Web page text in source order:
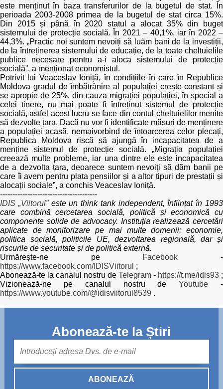
este menținut în baza transferurilor de la bugetul de stat. În
perioada 2003-2008 primea de la bugetul de stat circa 15%.
Din 2015 și până în 2020 statul a alocat 35% din buget
sistemului de protecție socială. În 2021 – 40,1%, iar în 2022 –
44,3%. „Practic noi suntem nevoiți să luăm bani de la investiții,
de la întreținerea sistemului de educație, de la toate cheltuielile
publice necesare pentru a-i aloca sistemului de protecție
socială”, a menționat economistul.
Potrivit lui Veaceslav Ioniță, în condițiile în care în Republice
Moldova gradul de îmbătrânire al populației crește constant și
se apropie de 25%, din cauza migrației populației, în special a
celei tinere, nu mai poate fi întreținut sistemul de protecție
socială, astfel acest lucru se face din contul cheltuielilor menite
să dezvolte țara. Dacă nu vor fi identificate măsuri de menținere
a populației acasă, nemaivorbind de întoarcerea celor plecați,
Republica Moldova riscă să ajungă în incapacitatea de a
menține sistemul de protecție socială. „Migrația populației
creează multe probleme, iar una dintre ele este incapacitatea
de a dezvolta țara, deoarece suntem nevoiți să dăm banii pe
care îi avem pentru plata pensiilor și a altor tipuri de prestații și
alocații sociale”, a conchis Veaceslav Ioniță.
---------------------------------------
IDIS „Viitorul”este un think tank independent, înființat în 1993
care combină cercetarea socială, politică și economică cu
componente solide de advocacy. Instituția realizează cercetări
aplicate de monitorizare pe mai multe domenii: economie,
politica socială, politicile UE, dezvoltarea regională, dar și
riscurile de securitate și de politică externă.
Urmărește-ne pe Facebook -
https://www.facebook.com/IDISViitorul ;
Abonează-te la canalul nostru de Telegram - https://t.me/idis93 ;
Vizionează-ne pe canalul nostru deYoutube -
https://www.youtube.com/@idisviitorul8539 .
Abonează-te la Știri
ABONEAZĂ